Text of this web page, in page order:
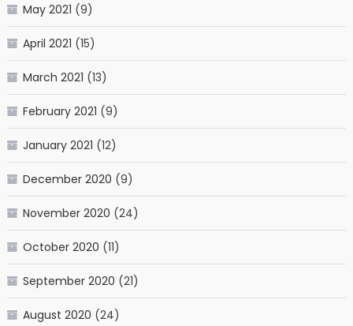
May 2021 (9)
April 2021 (15)
March 2021 (13)
February 2021 (9)
January 2021 (12)
December 2020 (9)
November 2020 (24)
October 2020 (11)
September 2020 (21)
August 2020 (24)